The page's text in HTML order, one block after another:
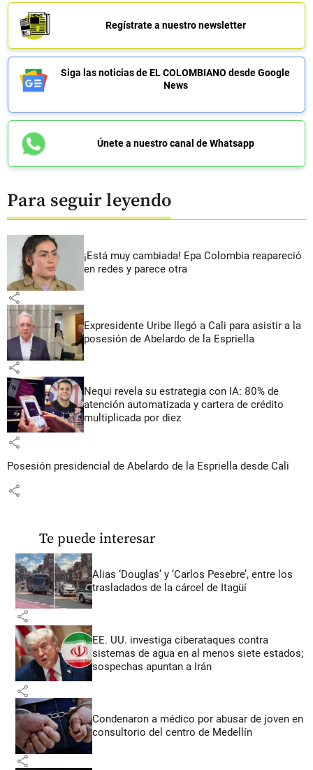
Regístrate a nuestro newsletter
Siga las noticias de EL COLOMBIANO desde Google
News
Únete a nuestro canal de Whatsapp
Para seguir leyendo
¡Está muy cambiada! Epa Colombia reapareció
en redes y parece otra
share
Expresidente Uribe llegó a Cali para asistir a la
posesión de Abelardo de la Espriella
share
Nequi revela su estrategia con IA: 80% de
atención automatizada y cartera de crédito
multiplicada por diez
share
Posesión presidencial de Abelardo de la Espriella desde Cali
share
Te puede interesar
Alias ‘Douglas’ y ‘Carlos Pesebre’, entre los
trasladados de la cárcel de Itagüí
share
EE. UU. investiga ciberataques contra
sistemas de agua en al menos siete estados;
sospechas apuntan a Irán
share
Condenaron a médico por abusar de joven en
consultorio del centro de Medellín
share